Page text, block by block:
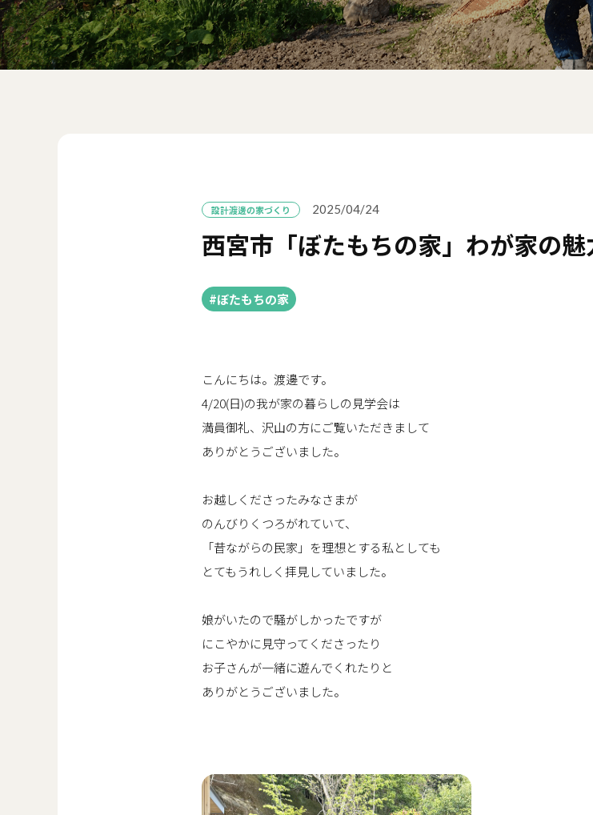
設計渡邊の家づくり 2025/04/24
西宮市「ぼたもちの家」わが家の魅
#ぼたもちの家
こんにちは。渡邊です。
4/20(日)の我が家の暮らしの見学会は
満員御礼、沢山の方にご覧いただきまして
ありがとうございました。
お越しくださったみなさまが
のんびりくつろがれていて、
「昔ながらの民家」を理想とする私としても
とてもうれしく拝見していました。
娘がいたので騒がしかったですが
にこやかに見守ってくださったり
お子さんが一緒に遊んでくれたりと
ありがとうございました。